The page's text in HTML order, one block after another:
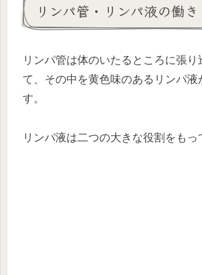
リンパ管・リンパ液の働き
リンパ管は体のいたるところに張り
て、その中を黄色味のあるリンパ液
す。
リンパ液は二つの大きな役割をもっ